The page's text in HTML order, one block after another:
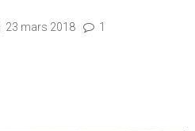
23 mars 2018 1